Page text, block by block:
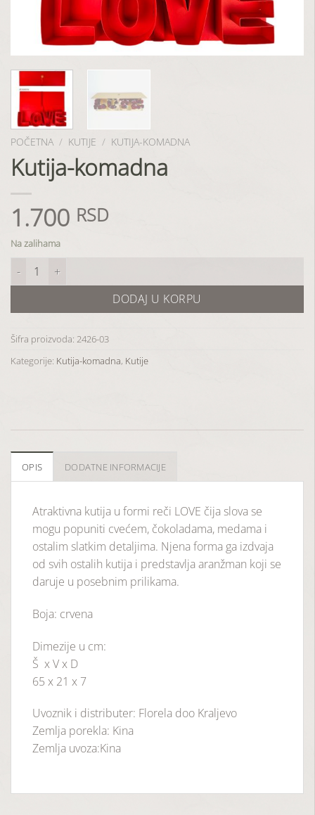
POČETNA / KUTIJE / KUTIJA-KOMADNA
Kutija-komadna
1.700 RSD
Na zalihama
Kutija-komadna količina
DODAJ U KORPU
Šifra proizvoda: 2426-03
Kategorije: Kutija-komadna, Kutije
OPIS DODATNE INFORMACIJE
Atraktivna kutija u formi reči LOVE čija slova se
mogu popuniti cvećem, čokoladama, medama i
ostalim slatkim detaljima. Njena forma ga izdvaja
od svih ostalih kutija i predstavlja aranžman koji se
daruje u posebnim prilikama.
Boja: crvena
Dimezije u cm:
Š x V x D
65 x 21 x 7
Uvoznik i distributer: Florela doo Kraljevo
Zemlja porekla: Kina
Zemlja uvoza:Kina